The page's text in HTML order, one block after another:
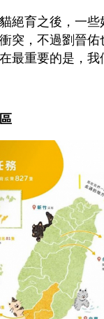
絕育之後，一
突，不過劉晉
最重要的是，